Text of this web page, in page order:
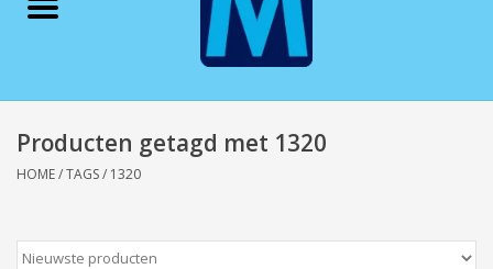
Merken
Wonen/koken/huishouden
Wenskaarten
Producten getagd met 1320
HOME/TAGS/ 1320